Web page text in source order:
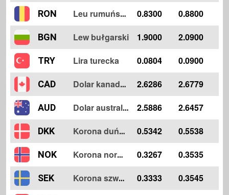
RON Leu rumuńskie 0.8300 0.8800
BGN Lew bułgarski 1.9000 2.0900
TRY Lira turecka 0.0804 0.0900
CAD Dolar kanadyjski 2.6286 2.6779
AUD Dolar australijski 2.5886 2.6457
DKK Korona duńska 0.5342 0.5538
NOK Korona norweska 0.3267 0.3535
SEK Korona szwedzka 0.3333 0.3545